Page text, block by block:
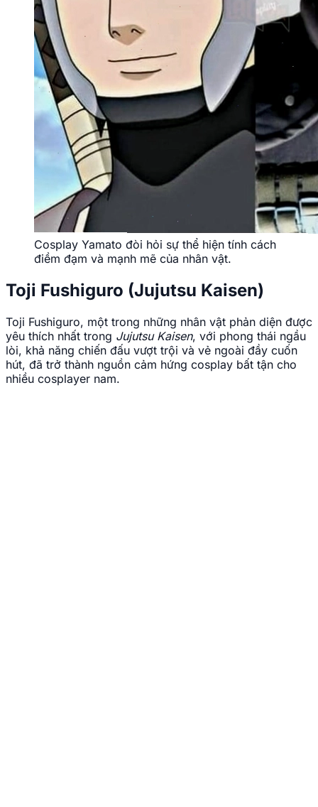
Cosplay Yamato đòi hỏi sự thể hiện tính cách
điềm đạm và mạnh mẽ của nhân vật.
Toji Fushiguro (Jujutsu Kaisen)
Toji Fushiguro, một trong những nhân vật phản diện được
yêu thích nhất trong Jujutsu Kaisen, với phong thái ngầu
lòi, khả năng chiến đấu vượt trội và vẻ ngoài đầy cuốn
hút, đã trở thành nguồn cảm hứng cosplay bất tận cho
nhiều cosplayer nam.